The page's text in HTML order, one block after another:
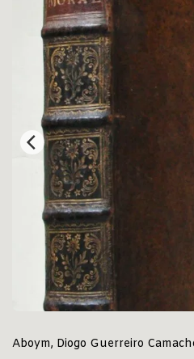
Aboym, Diogo Guerreiro